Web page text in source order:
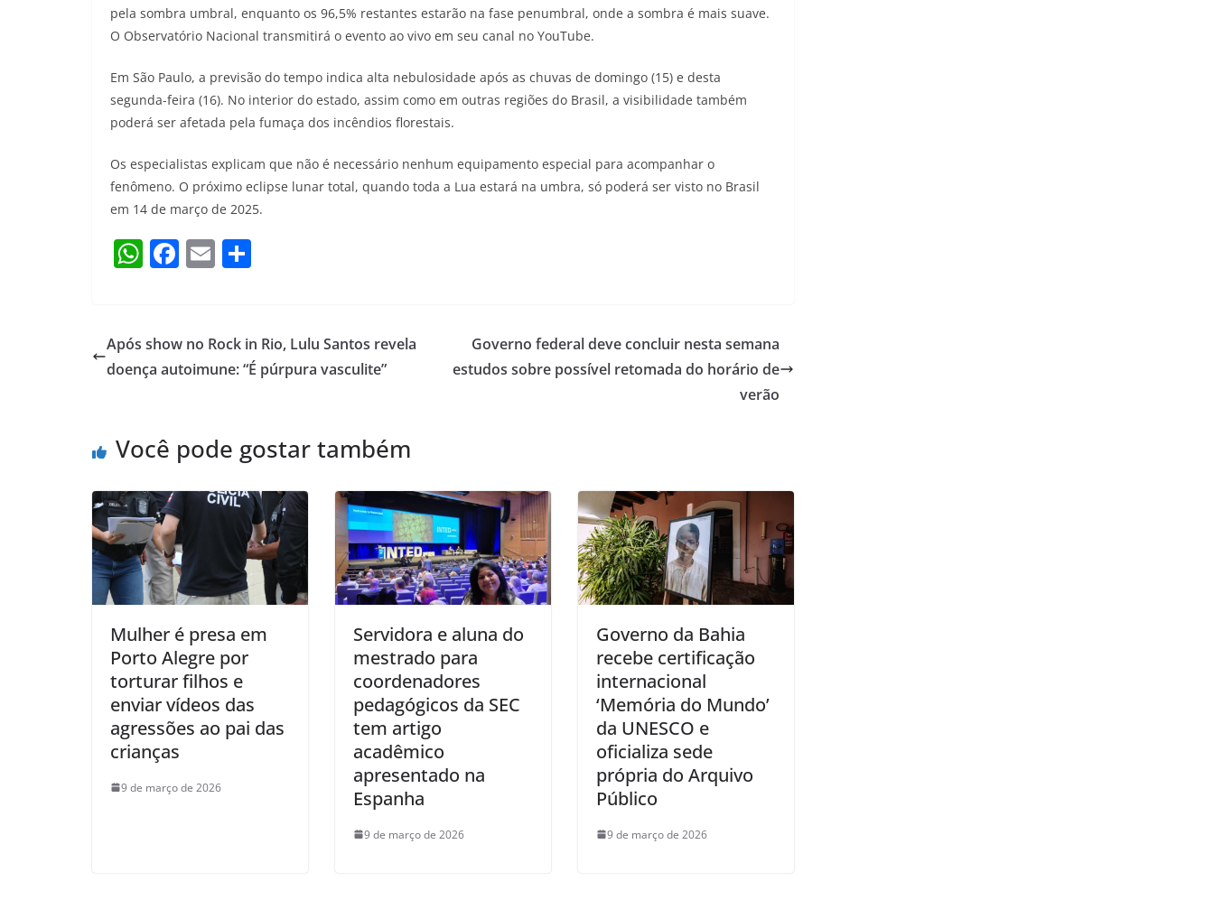
pela sombra umbral, enquanto os 96,5% restantes estarão na fase penumbral, onde a sombra é mais suave.
O Observatório Nacional transmitirá o evento ao vivo em seu canal no YouTube.
Em São Paulo, a previsão do tempo indica alta nebulosidade após as chuvas de domingo (15) e desta
segunda-feira (16). No interior do estado, assim como em outras regiões do Brasil, a visibilidade também
poderá ser afetada pela fumaça dos incêndios florestais.
Os especialistas explicam que não é necessário nenhum equipamento especial para acompanhar o
fenômeno. O próximo eclipse lunar total, quando toda a Lua estará na umbra, só poderá ser visto no Brasil
em 14 de março de 2025.
W
s
A
F
e
b
k
E
l e
Após show no Rock in Rio, Lulu Santos revela
doença autoimune: “É púrpura vasculite”
Governo federal deve concluir nesta semana
estudos sobre possível retomada do horário de
verão
Você pode gostar também
Mulher é presa em
Porto Alegre por
torturar filhos e
enviar vídeos das
agressões ao pai das
crianças
9 de março de 2026
Servidora e aluna do
mestrado para
coordenadores
pedagógicos da SEC
tem artigo
acadêmico
apresentado na
Espanha
9 de março de 2026
Governo da Bahia
recebe certificação
internacional
‘Memória do Mundo’
da UNESCO e
oficializa sede
própria do Arquivo
Público
9 de março de 2026